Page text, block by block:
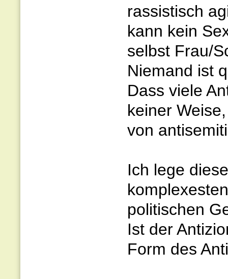
rassistisch
kann kein
selbst Frau/
Niemand ist
Dass viele
keiner
von
Ich lege
politischen
Ist der
Form des